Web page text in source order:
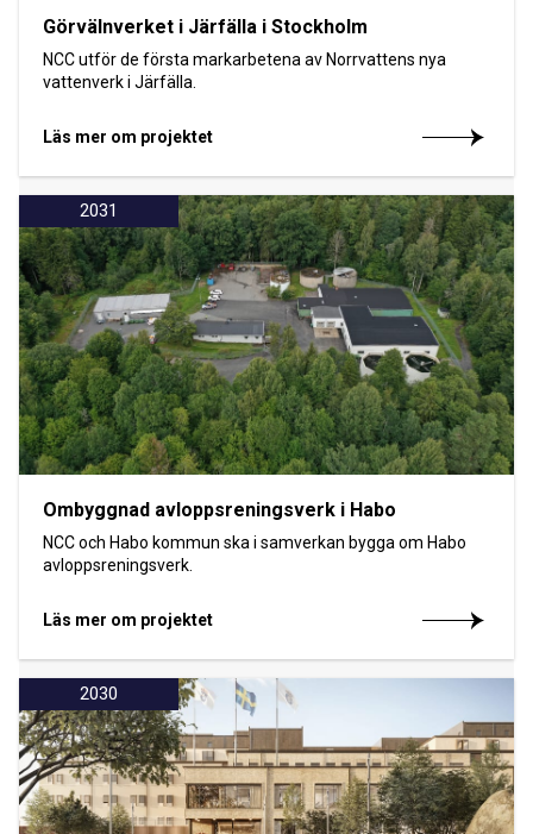
Görvälnverket i Järfälla i Stockholm
NCC utför de första markarbetena av Norrvattens nya
vattenverk i Järfälla.
Läs mer om projektet
2031
Ombyggnad avloppsreningsverk i Habo
NCC och Habo kommun ska i samverkan bygga om Habo
avloppsreningsverk.
Läs mer om projektet
2030